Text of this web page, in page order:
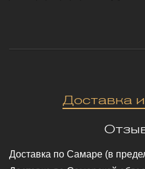
Доставка
Доставка по Cамаре (в